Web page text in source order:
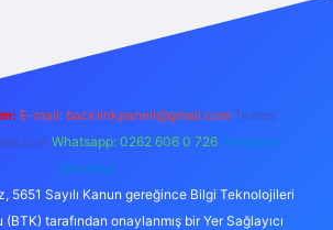
E-mail: backlinkpaneli@gmail.com Teams:
Whatsapp: 0262 606 0 726 Telegram:
@karabul
5651 Sayılı Kanun gereğince Bilgi Teknolojileri
tarafından onaylanmış bir Yer Sağlayıcı